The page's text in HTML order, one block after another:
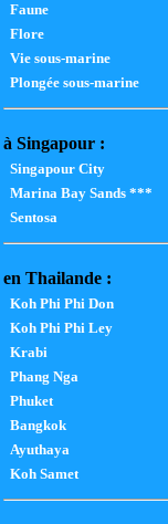
Faune
Flore
Vie sous-marine
Plongée sous-marine
à Singapour :
Singapour City
Marina Bay Sands ***
Sentosa
en Thailande :
Koh Phi Phi Don
Koh Phi Phi Ley
Krabi
Phang Nga
Phuket
Bangkok
Ayuthaya
Koh Samet